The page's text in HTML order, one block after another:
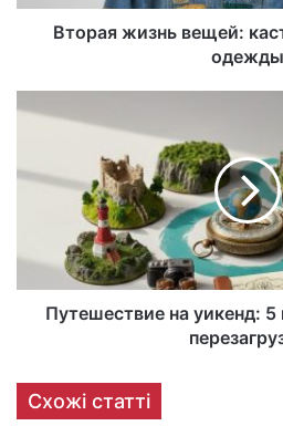
Вторая жизнь вещей:
одежды
Путешествие на уикенд:
Схожі статті